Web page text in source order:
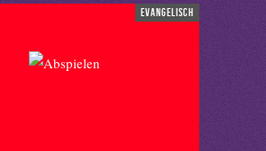
evangelisch